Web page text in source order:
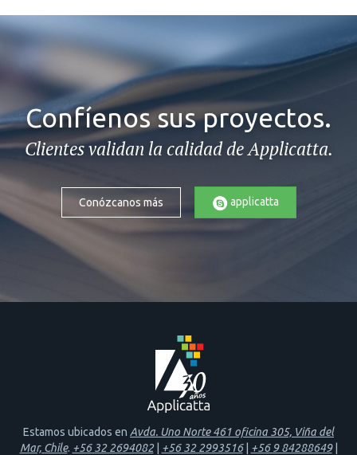
Confíenos sus proyectos.
Clientes validan la calidad de Applicatta.
Conózcanos más applicatta
Estamos ubicados en Avda. Uno Norte 461 oficina 305, Viña del
Mar, Chile. +56 32 2694082| +56 32 2993516| +56 9 84288649|